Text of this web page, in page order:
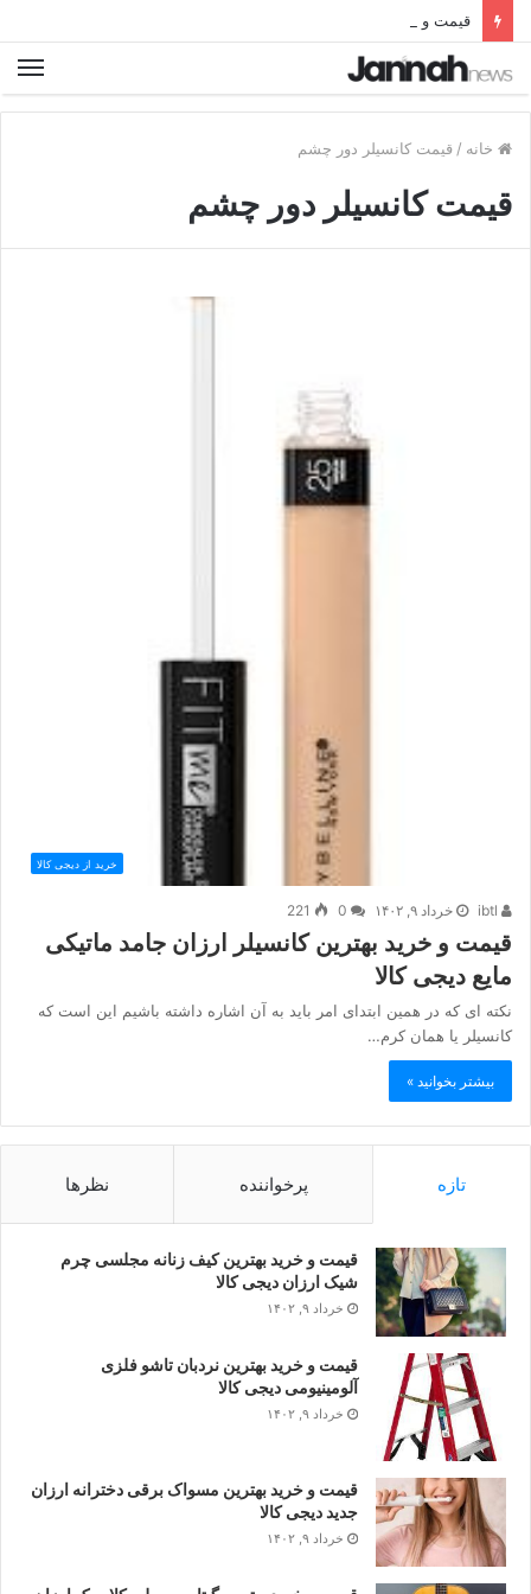
قیمت و خرید بهترین نردبان تاشو فلزی آلومینیومی دیجی کالا
خانه / قیمت کانسیلر دور چشم
قیمت کانسیلر دور چشم
خرید از دیجی کالا
خرداد ۹, ۱۴۰۲ 221
قیمت و خرید بهترین کانسیلر ارزان جامد ماتیکی
مایع دیجی کالا
نکته ای که در همین ابتدای امر باید به آن اشاره داشته باشیم این است که
کانسیلر یا همان کرم…
بیشتر بخوانید »
تازه پرخواننده نظرها
قیمت و خرید بهترین کیف زنانه مجلسی چرم
شیک ارزان دیجی کالا
خرداد ۹, ۱۴۰۲
قیمت و خرید بهترین نردبان تاشو فلزی
آلومینیومی دیجی کالا
خرداد ۹, ۱۴۰۲
قیمت و خرید بهترین مسواک برقی دخترانه ارزان
جدید دیجی کالا
خرداد ۹, ۱۴۰۲